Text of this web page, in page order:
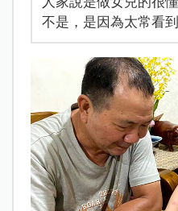
不是，是因為太常看